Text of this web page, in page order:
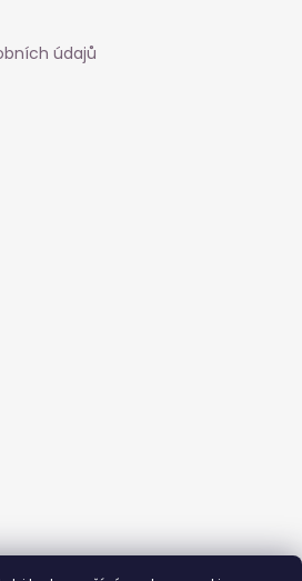
údajů
na Instagramu